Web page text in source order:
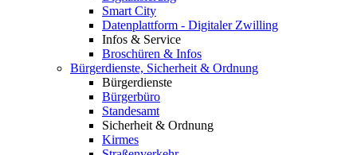
Smart City
Datenplattform - Digitaler Zwilling
Infos & Service
Broschüren & Infos
Bürgerdienste, Sicherheit & Ordnung
Bürgerdienste
Bürgerbüro
Standesamt
Sicherheit & Ordnung
Kirmes